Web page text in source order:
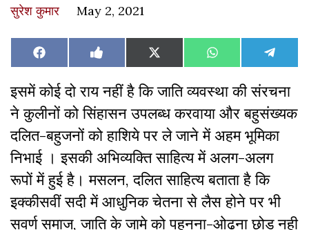
सुरेश कुमार May 2, 2021
Share
on
Facebook Share
on
Like
on
Facebook
Share
on
X
(Twitter)
Share
on
WhatsAppShare
on
इसमें कोई दो राय नहीं है कि जाति व्यवस्था की संरचना
ने कुलीनों को सिंहासन उपलब्ध करवाया और बहुसंख्यक
दलित-बहुजनों को हाशिये पर ले जाने में अहम भूमिका
निभाई । इसकी अभिव्यक्ति साहित्य में अलग-अलग
रूपों में हुई है। मसलन, दलित साहित्य बताता है कि
इक्कीसवीं सदी में आधुनिक चेतना से लैस होने पर भी
सवर्ण समाज, जाति के जामे को पहनना-ओढ़ना छोड़ नही